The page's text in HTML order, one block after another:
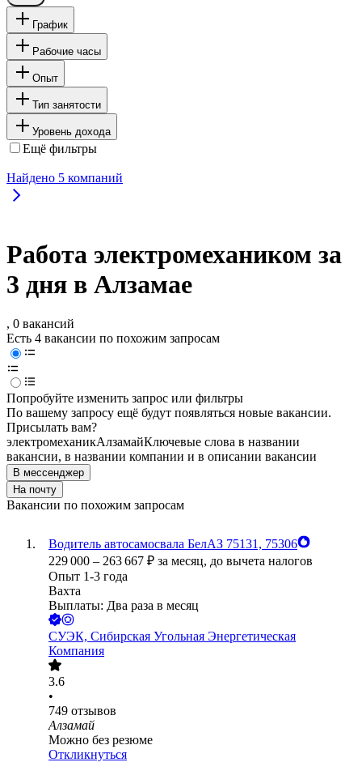
График
Рабочие часы
Опыт
Тип занятости
Уровень дохода
Ещё фильтры
Найдено 5 компаний
Работа электромехаником за
3 дня в Алзамае
, 0 вакансий
Есть 4 вакансии по похожим запросам
Попробуйте изменить запрос или фильтры
По вашему запросу ещё будут появляться новые вакансии.
Присылать вам?
электромеханикАлзамайКлючевые слова в названии
вакансии, в названии компании и в описании вакансии
В мессенджер
На почту
Вакансии по похожим запросам
Водитель автосамосвала БелАЗ 75131, 75306
229 000 – 263 667 ₽ за месяц, до вычета налогов
Опыт 1-3 года
Вахта
Выплаты: Два раза в месяц
СУЭК, Сибирская Угольная Энергетическая
Компания
3.6
•
749 отзывов
Алзамай
Можно без резюме
Откликнуться